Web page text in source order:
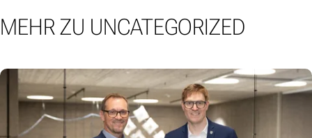
MEHR ZU UNCATEGORIZED